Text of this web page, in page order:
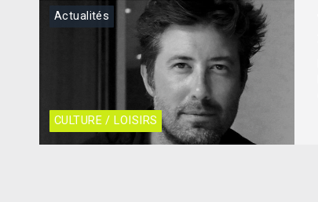
CULTURE / LOISIRS
Actualités